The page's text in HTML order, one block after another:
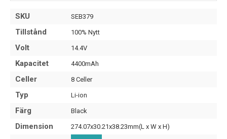
SKU SEB379
Tillstånd 100% Nytt
Volt 14.4V
Kapacitet 4400mAh
Celler 8 Celler
Typ Li-ion
Färg Black
Dimension 274.07x30.21x38.23mm(L x W x H)